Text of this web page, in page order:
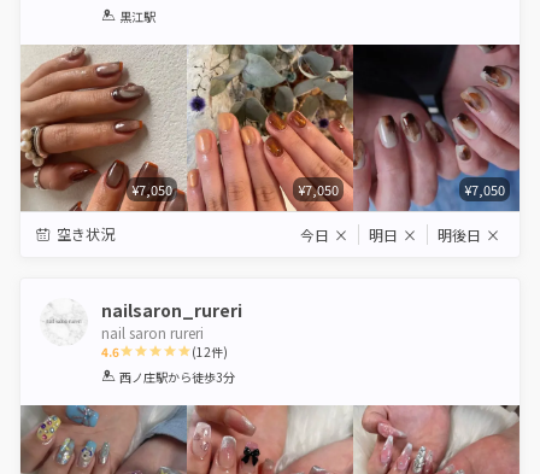
1 2 3 4
黒江駅
¥7,050 ¥7,050 ¥7,050
空き状況 今日 × 明日 × 明後日 ×
nailsaron_rureri
nail saron rureri
4.6
1 2 3 4 5
(12件)
西ノ庄駅から徒歩3分